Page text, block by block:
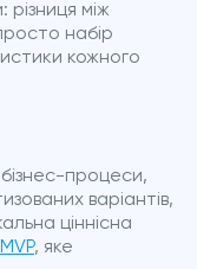
між
набір
кожного
процеси,
варіантів,
ціннісна
, яке